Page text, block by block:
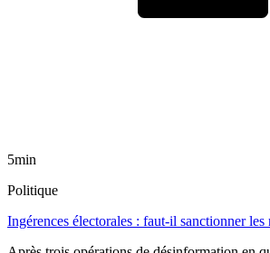
5min
Politique
Ingérences électorales : faut-il sanctionner les